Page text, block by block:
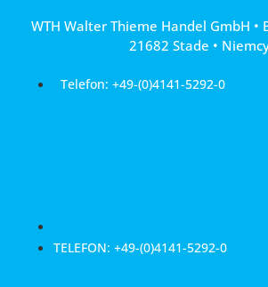
WTH Walter Thieme Handel GmbH •
21682 Stade •
Telefon: +49-(0)4141-5292-0
TELEFON: +49-(0)4141-5292-0